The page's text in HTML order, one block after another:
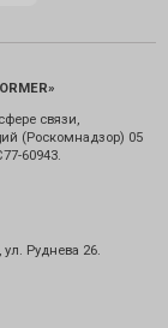
связи,
(Роскомнадзор) 05
60943.
Руднева 26.